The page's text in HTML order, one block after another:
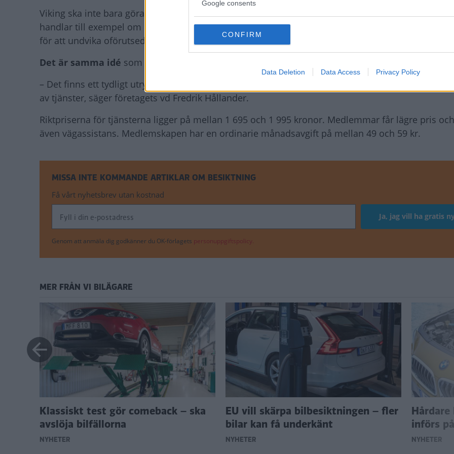
Google consents
CONFIRM
Data Deletion Data Access Privacy Policy
Viking ska inte bara göra vanliga kontrollbesiktningar av bilar utan vill sälja olika typer av
handlar till exempel om en ”förhandsbedömning” innan garantin går ut eller leasingbilen ska
för att undvika oförutsedda kostnader, eller en kontroll som görs vid köp eller försäljning av
Det är samma idé som organisationen M Sverige som nyligen
– Det finns ett tydligt utrymme för en aktör som både uppfyller regelkraven och samtidigt
av tjänster, säger företagets vd Fredrik Hållander.
Riktpriserna för tjänsterna ligger på mellan 1 695 och 1 995 kronor. Medlemmar får lägre pris
även vägassistans. Medlemskapen har en ordinarie månadsavgift på mellan 49 och 59 kr.
MISSA INTE KOMMANDE ARTIKLAR OM BESIKTNING
Få vårt nyhetsbrev utan kostnad
Genom att anmäla dig godkänner du OK-förlagets personuppgiftspolicy.
MER FRÅN VI BILÄGARE
Klassiskt test gör comeback – ska
avslöja bilfällorna
NYHETER
EU vill skärpa bilbesiktningen – fler
bilar kan få underkänt
NYHETER
Hårdare
införs
NYHETER